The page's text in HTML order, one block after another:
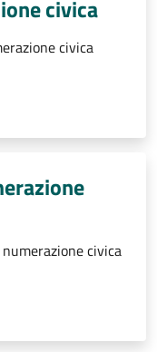
civica
civica
civica